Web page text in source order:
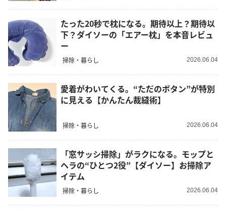
たった20秒で枕になる。期待以上？期待以
下？ダイソーの「エアー枕」を本音レビュ
ー
掃除・暮らし 2026.06.04
愛着がわいてくる。“ただのボタン”が特別
に見える【かんたん裁縫術】
掃除・暮らし 2026.06.04
「窓サッシ掃除」がラクになる。モップと
ヘラの“ひとつ2役”【ダイソー】お掃除ア
イテム
掃除・暮らし 2026.06.04